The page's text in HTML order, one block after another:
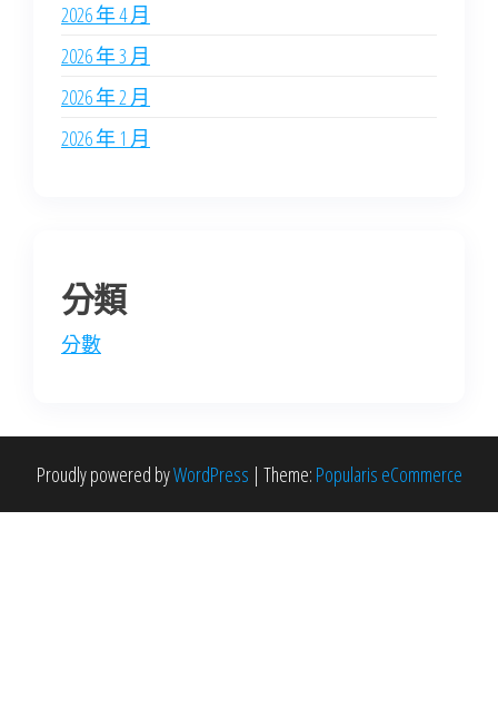
2026 年 4 月
2026 年 3 月
2026 年 2 月
2026 年 1 月
分類
分數
Proudly powered byWordPress | Theme: Popularis eCommerce